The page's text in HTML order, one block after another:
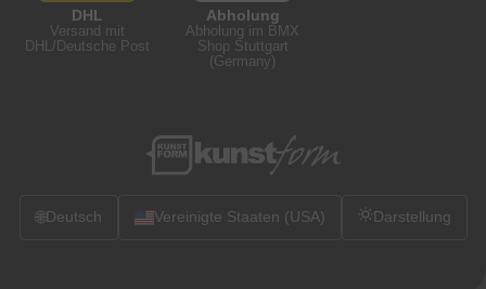
DHL
Versand mit
DHL/Deutsche Post
Abholung
Abholung im BMX
Shop Stuttgart
(Germany)
🌐Deutsch Vereinigte Staaten (USA) Darstellung